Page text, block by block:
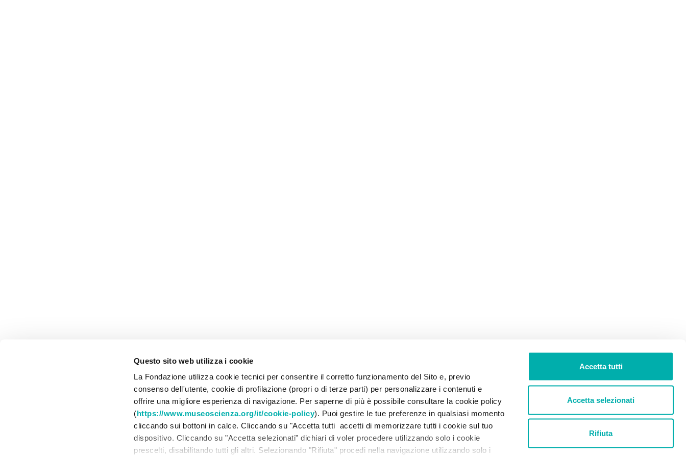
Questo sito web utilizza i cookie
La Fondazione utilizza cookie tecnici per consentire il corretto funzionamento del Sito e, previo
consenso dell'utente, cookie di profilazione (propri o di terze parti) per personalizzare i contenuti e
offrire una migliore esperienza di navigazione. Per saperne di più è possibile consultare la cookie policy
(https://www.museoscienza.org/it/cookie-policy). Puoi gestire le tue preferenze in qualsiasi momento
cliccando sui bottoni in calce. Cliccando su "Accetta tutti accetti di memorizzare tutti i cookie sul tuo
dispositivo. Cliccando su "Accetta selezionati" dichiari di voler procedere utilizzando solo i cookie
prescelti, disabilitando tutti gli altri. Selezionando "Rifiuta" procedi nella navigazione utilizzando solo i
Accetta tutti
Accetta selezionati
Rifiuta